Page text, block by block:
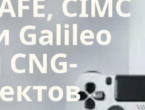
Galileo